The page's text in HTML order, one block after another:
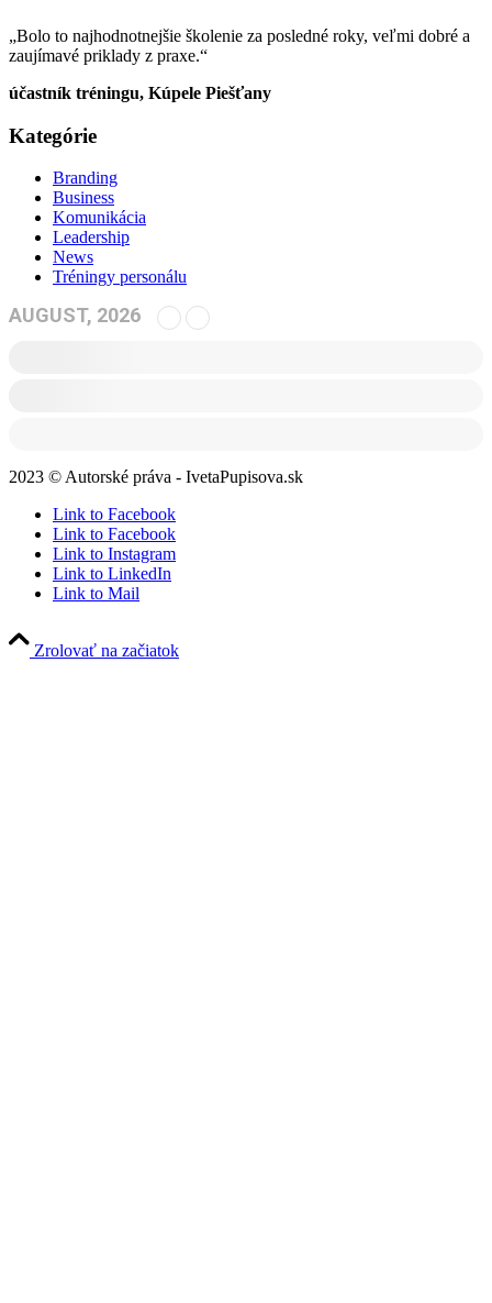
„Bolo to najhodnotnejšie školenie za posledné roky, veľmi dobré a
zaujímavé priklady z praxe.“
účastník tréningu, Kúpele Piešťany
Kategórie
Branding
Business
Komunikácia
Leadership
News
Tréningy personálu
AUGUST, 2026
2023 © Autorské práva - IvetaPupisova.sk
Link to Facebook
Link to Facebook
Link to Instagram
Link to LinkedIn
Link to Mail
Zrolovať na začiatok